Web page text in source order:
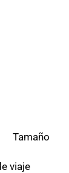
Tamaño
viaje